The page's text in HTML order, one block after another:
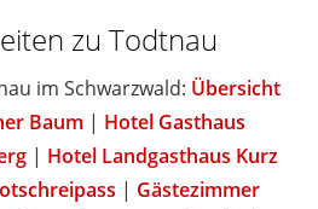
zu Todtnau
im Schwarzwald: Übersicht
Baum | Hotel Gasthaus
| Hotel Landgasthaus Kurz
| Gästezimmer